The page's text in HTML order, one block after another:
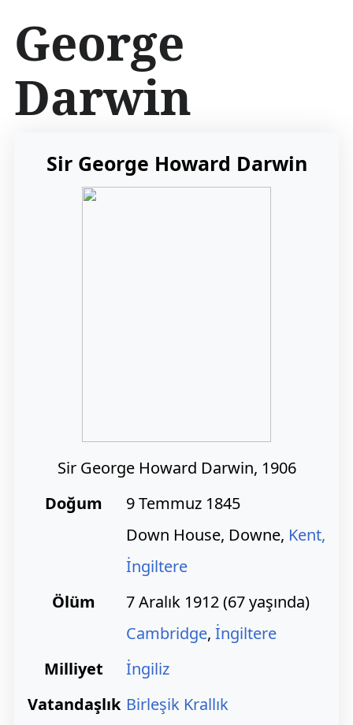
e
i
e
George
Darwin
Sir George Howard Darwin
Sir George Howard Darwin, 1906
Doğum
9 Temmuz 1845
Down House, Downe, Kent,
İngiltere
Ölüm
7 Aralık 1912 (67 yaşında)
Cambridge, İngiltere
Milliyet
İngiliz
Vatandaşlık Birleşik Krallık